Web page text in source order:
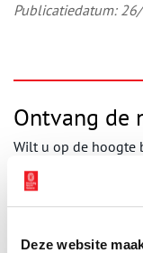
Deze website
Publicatiedatum:
Ontvang de
Wilt u op de hoogte
laatste
wekelijkse